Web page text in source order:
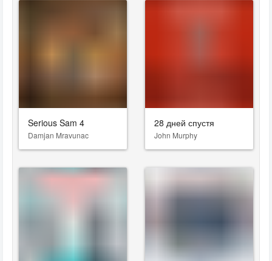
Serious Sam 4
Damjan Mravunac
28 дней спустя
John Murphy